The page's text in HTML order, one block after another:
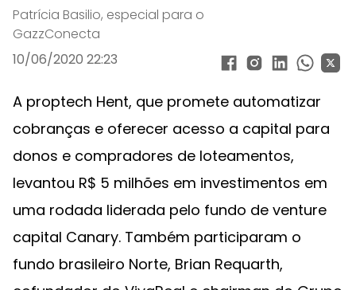
Patrícia Basilio, especial para o
GazzConecta
10/06/2020 22:23
A proptech Hent, que promete automatizar
cobranças e oferecer acesso a capital para
donos e compradores de loteamentos,
levantou R$ 5 milhões em investimentos em
uma rodada liderada pelo fundo de venture
capital Canary. Também participaram o
fundo brasileiro Norte, Brian Requarth,